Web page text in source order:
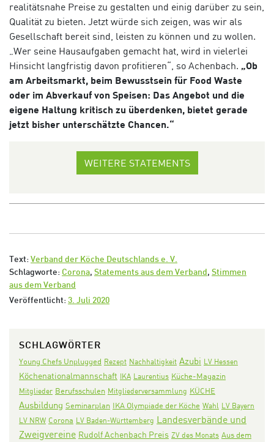
realitätsnahe Preise zu gestalten und einig darüber zu sein,
Qualität zu bieten. Jetzt würde sich zeigen, was wir als
Gesellschaft bereit sind, leisten zu können und zu wollen.
„Wer seine Hausaufgaben gemacht hat, wird in vielerlei
Hinsicht langfristig davon profitieren“, so Achenbach. „Ob
am Arbeitsmarkt, beim Bewusstsein für Food Waste
oder im Abverkauf von Speisen: Das Angebot und die
eigene Haltung kritisch zu überdenken, bietet gerade
jetzt bisher unterschätzte Chancen.“
WEITERE STATEMENTS
Text: Verband der Köche Deutschlands e. V.
Schlagworte: Corona, Statements aus dem Verband , Stimmen
aus dem Verband
Veröffentlicht: 3. Juli 2020
SCHLAGWÖRTER
Young Chefs Unplugged Rezept Nachhaltigkeit Azubi LV Hessen
Köchenationalmannschaft IKA Laurentius Küche-Magazin
Mitglieder Berufsschulen Mitgliederversammlung KÜCHE
Ausbildung Seminarplan IKA Olympiade der Köche Wahl LV Bayern
LV NRW Corona LV Baden-Württemberg Landesverbände und
Zweigvereine Rudolf Achenbach Preis ZV des Monats Aus dem